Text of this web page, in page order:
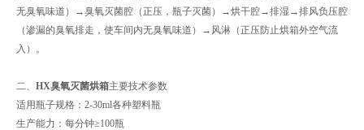
无臭氧味道）→臭氧灭菌腔（正压，瓶子灭菌）→烘干腔→排湿→排风负压腔
（渗漏的臭氧排走，使车间内无臭氧味道）→风淋（正压防止烘箱外空气流
入）。
二、 HX臭氧灭菌烘箱主要技术参数
适用瓶子规格：2-30ml各种塑料瓶
生产能力：每分钟≥100瓶